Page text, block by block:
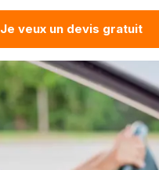
Je veux un devis gratuit